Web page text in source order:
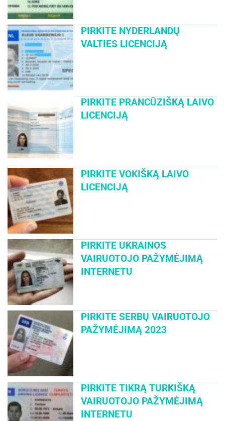
PIRKITE NYDERLANDŲ
VALTIES LICENCIJĄ
PIRKITE PRANCŪZIŠKĄ LAIVO
LICENCIJĄ
PIRKITE VOKIŠKĄ LAIVO
LICENCIJĄ
PIRKITE UKRAINOS
VAIRUOTOJO PAŽYMĖJIMĄ
INTERNETU
PIRKITE SERBŲ VAIRUOTOJO
PAŽYMĖJIMĄ 2023
PIRKITE TIKRĄ TURKIŠKĄ
VAIRUOTOJO PAŽYMĖJIMĄ
INTERNETU